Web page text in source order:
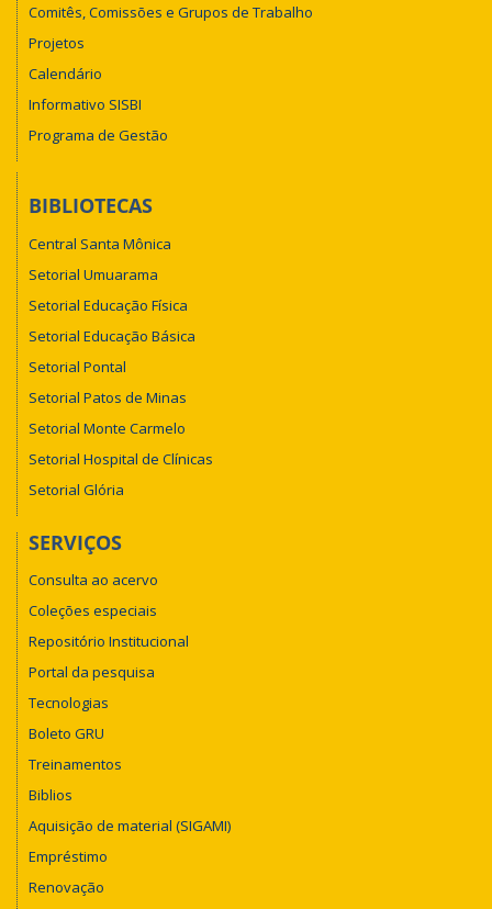
Comitês, Comissões e Grupos de Trabalho
Projetos
Calendário
Informativo SISBI
Programa de Gestão
BIBLIOTECAS
Central Santa Mônica
Setorial Umuarama
Setorial Educação Física
Setorial Educação Básica
Setorial Pontal
Setorial Patos de Minas
Setorial Monte Carmelo
Setorial Hospital de Clínicas
Setorial Glória
SERVIÇOS
Consulta ao acervo
Coleções especiais
Repositório Institucional
Portal da pesquisa
Tecnologias
Boleto GRU
Treinamentos
Biblios
Aquisição de material (SIGAMI)
Empréstimo
Renovação